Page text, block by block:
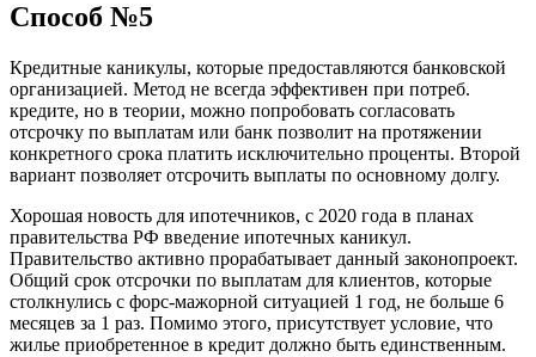
Способ №5
Кредитные каникулы, которые предоставляются банковской
организацией. Метод не всегда эффективен при потреб.
кредите, но в теории, можно попробовать согласовать
отсрочку по выплатам или банк позволит на протяжении
конкретного срока платить исключительно проценты. Второй
вариант позволяет отсрочить выплаты по основному долгу.
Хорошая новость для ипотечников, с 2020 года в планах
правительства РФ введение ипотечных каникул.
Правительство активно прорабатывает данный законопроект.
Общий срок отсрочки по выплатам для клиентов, которые
столкнулись с форс-мажорной ситуацией 1 год, не больше 6
месяцев за 1 раз. Помимо этого, присутствует условие, что
жилье приобретенное в кредит должно быть единственным.